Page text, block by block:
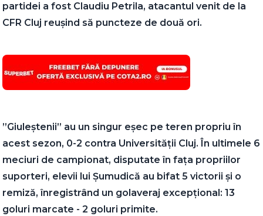
partidei a fost Claudiu Petrila, atacantul venit de la
CFR Cluj reușind să puncteze de două ori.
”Giuleștenii” au un singur eșec pe teren propriu în
acest sezon, 0-2 contra Universității Cluj. În ultimele 6
meciuri de campionat, disputate în fața propriilor
suporteri, elevii lui Șumudică au bifat 5 victorii și o
remiză, înregistrând un golaveraj excepțional: 13
goluri marcate - 2 goluri primite.